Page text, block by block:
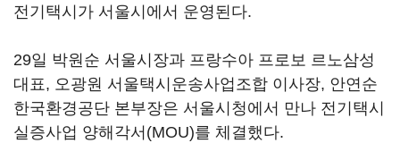
전기택시가 서울시에서 운영된다.
29일 박원순 서울시장과 프랑수아 프로보 르노삼성
대표, 오광원 서울택시운송사업조합 이사장, 안연순
한국환경공단 본부장은 서울시청에서 만나 전기택시
실증사업 양해각서(MOU)를 체결했다.